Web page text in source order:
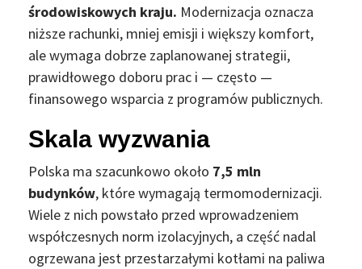
środowiskowych kraju. Modernizacja oznacza
niższe rachunki, mniej emisji i większy komfort,
ale wymaga dobrze zaplanowanej strategii,
prawidłowego doboru prac i — często —
finansowego wsparcia z programów publicznych.
Skala wyzwania
Polska ma szacunkowo około 7,5 mln
budynków, które wymagają termomodernizacji.
Wiele z nich powstało przed wprowadzeniem
współczesnych norm izolacyjnych, a część nadal
ogrzewana jest przestarzałymi kotłami na paliwa